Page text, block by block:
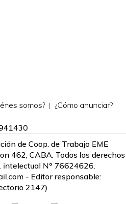
somos? ¿Cómo anunciar?
de Coop. de Trabajo EME
462, CABA. Todos los derechos
intelectual Nº 76624626.
- Editor responsable:
2147)